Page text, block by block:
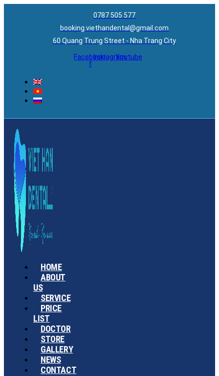
0787 505 577
booking.viethandental@gmail.com
60 Quang Trung Street - Nha Trang City
Facebook-
f
InstagramYoutube
HOME
ABOUT
US
SERVICE
PRICE
LIST
DOCTOR
STORE
GALLERY
NEWS
CONTACT